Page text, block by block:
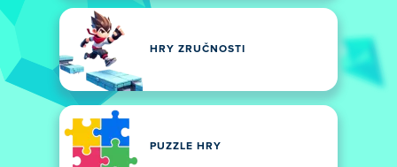
HRY ZRUČNOSTI
PUZZLE HRY